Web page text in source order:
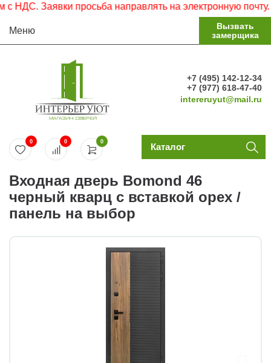
Заявки просьба направлять на электронную почту.
Меню
Вызвать
замерщика
+7 (495) 142-12-34
+7 (977) 618-47-40
intereruyut@mail.ru
0
0 0 Каталог
Входная дверь Bomond 46
черный кварц с вставкой орех /
панель на выбор